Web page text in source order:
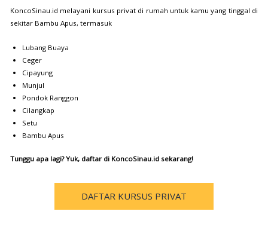
KoncoSinau.id melayani kursus privat di rumah untuk kamu yang tinggal di
sekitar Bambu Apus, termasuk
Lubang Buaya
Ceger
Cipayung
Munjul
Pondok Ranggon
Cilangkap
Setu
Bambu Apus
Tunggu apa lagi? Yuk, daftar di KoncoSinau.id sekarang!
DAFTAR KURSUS PRIVAT